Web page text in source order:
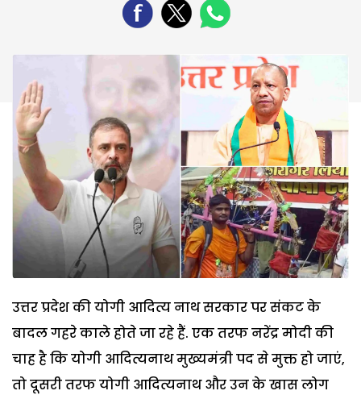
उत्तर प्रदेश की योगी आदित्य नाथ सरकार पर संकट के
बादल गहरे काले होते जा रहे हैं. एक तरफ नरेंद्र मोदी की
चाह है कि योगी आदित्यनाथ मुख्यमंत्री पद से मुक्त हो जाएं,
तो दूसरी तरफ योगी आदित्यनाथ और उन के खास लोग